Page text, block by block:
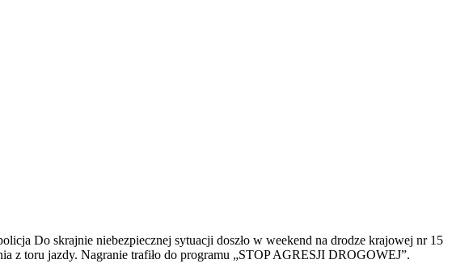
Do skrajnie niebezpiecznej sytuacji doszło w weekend na drodze krajowej nr 15
z toru jazdy. Nagranie trafiło do programu „STOP AGRESJI DROGOWEJ”.